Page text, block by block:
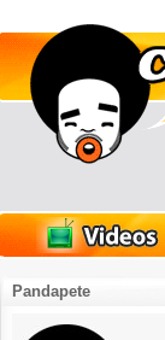
Pandapete